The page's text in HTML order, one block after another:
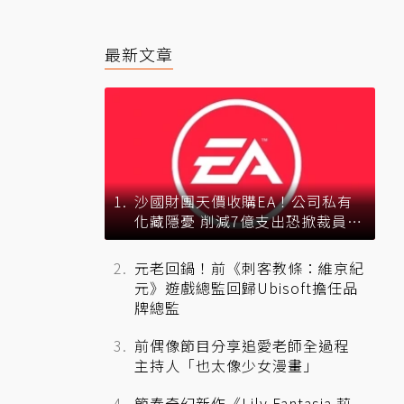
最新文章
沙國財團天價收購EA！公司私有
化藏隱憂 削減7億支出恐掀裁員風
暴？
元老回鍋！前《刺客教條：維京紀
元》遊戲總監回歸Ubisoft擔任品
牌總監
前偶像節目分享追愛老師全過程
主持人「也太像少女漫畫」